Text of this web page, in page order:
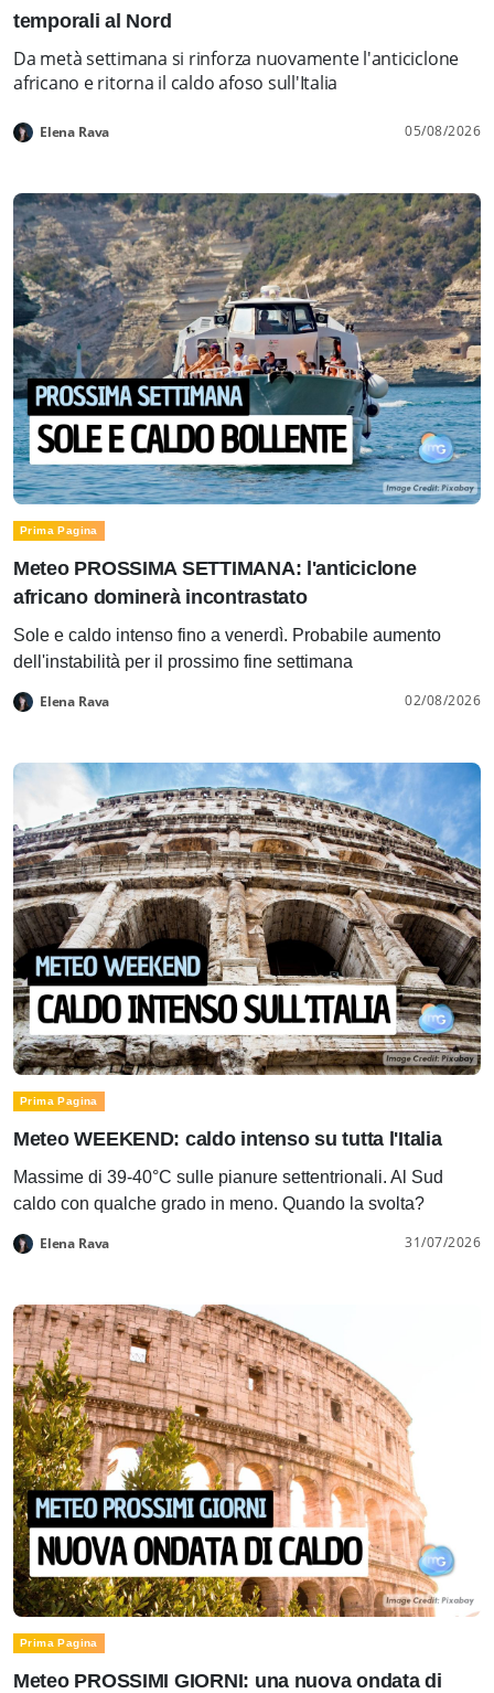
temporali al Nord
Da metà settimana si rinforza nuovamente l'anticiclone
africano e ritorna il caldo afoso sull'Italia
Elena Rava 05/08/2026
Prima Pagina
Meteo PROSSIMA SETTIMANA: l'anticiclone
africano dominerà incontrastato
Sole e caldo intenso fino a venerdì. Probabile aumento
dell'instabilità per il prossimo fine settimana
Elena Rava 02/08/2026
Prima Pagina
Meteo WEEKEND: caldo intenso su tutta l'Italia
Massime di 39-40°C sulle pianure settentrionali. Al Sud
caldo con qualche grado in meno. Quando la svolta?
Elena Rava 31/07/2026
Prima Pagina
Meteo PROSSIMI GIORNI: una nuova ondata di